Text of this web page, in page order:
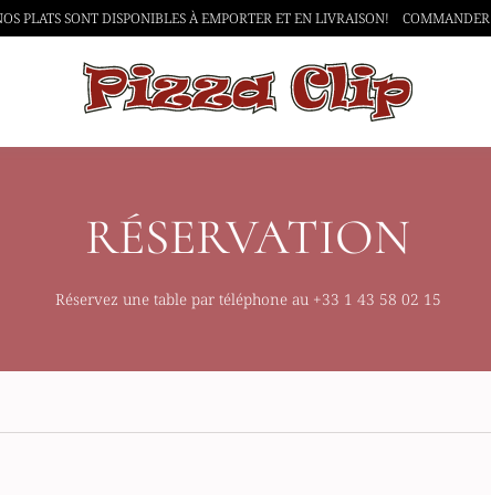
PLATS SONT DISPONIBLES ÀEMPORTER ET EN LIVRAISON! COMMANDER
RÉSERVATION
Réservez une table par téléphone au +33 1 43 58 02 15